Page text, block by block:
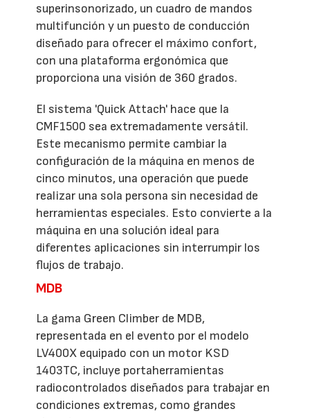
superinsonorizado, un cuadro de mandos
multifunción y un puesto de conducción
diseñado para ofrecer el máximo confort,
con una plataforma ergonómica que
proporciona una visión de 360 grados.
El sistema 'Quick Attach' hace que la
CMF1500 sea extremadamente versátil.
Este mecanismo permite cambiar la
configuración de la máquina en menos de
cinco minutos, una operación que puede
realizar una sola persona sin necesidad de
herramientas especiales. Esto convierte a la
máquina en una solución ideal para
diferentes aplicaciones sin interrumpir los
flujos de trabajo.
MDB
La gama Green Climber de MDB,
representada en el evento por el modelo
LV400X equipado con un motor KSD
1403TC, incluye portaherramientas
radiocontrolados diseñados para trabajar en
condiciones extremas, como grandes